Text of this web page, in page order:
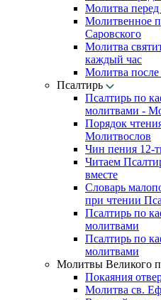
Молитва
Молитвенное
Саровского
Молитва
каждый час
Молитва после
Псалтирь
Псалтирь по
молитвами -
Порядок
Молитвослов
Чин пения 12-
Читаем
вместе
Словарь
при чтении
Псалтирь по
молитвами
Псалтирь по
молитвами
Молитвы Великого
Покаяния
Молитва св.